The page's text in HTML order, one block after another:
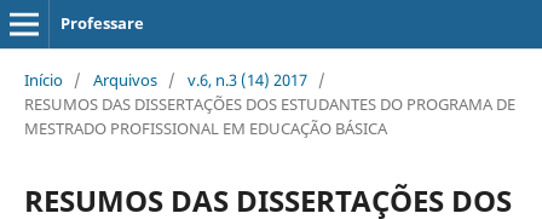
Professare
Início / Arquivos / v.6, n.3 (14) 2017 /
RESUMOS DAS DISSERTAÇÕES DOS ESTUDANTES DO PROGRAMA DE
MESTRADO PROFISSIONAL EM EDUCAÇÃO BÁSICA
RESUMOS DAS DISSERTAÇÕES DOS